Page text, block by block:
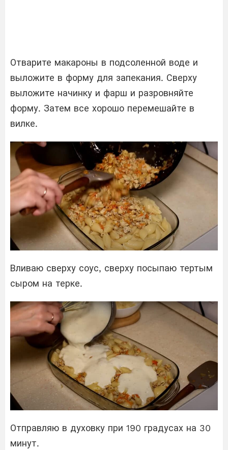
Отварите макароны в подсоленной воде и
выложите в форму для запекания. Сверху
выложите начинку и фарш и разровняйте
форму. Затем все хорошо перемешайте в
вилке.
Вливаю сверху соус, сверху посыпаю тертым
сыром на терке.
Отправляю в духовку при 190 градусах на 30
минут.